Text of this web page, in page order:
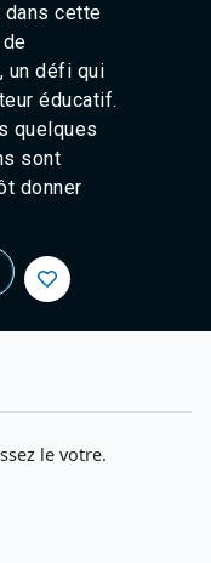
dans cette
un défi qui
éducatif.
quelques
sont
donner
le votre.